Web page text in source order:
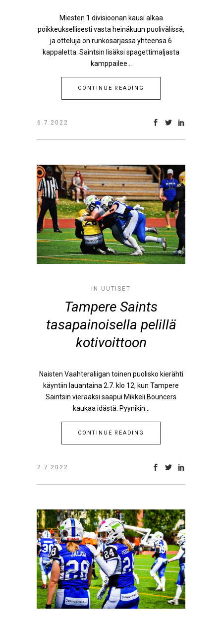
Miesten 1 divisioonan kausi alkaa
poikkeuksellisesti vasta heinäkuun puolivälissä,
ja otteluja on runkosarjassa yhteensä 6
kappaletta. Saintsin lisäksi spagettimaljasta
kamppailee...
CONTINUE READING
6.7.2022
IN UUTISET
Tampere Saints
tasapainoisella pelillä
kotivoittoon
Naisten Vaahteraliigan toinen puolisko kierähti
käyntiin lauantaina 2.7. klo 12, kun Tampere
Saintsin vieraaksi saapui Mikkeli Bouncers
kaukaa idästä. Pyynikin...
CONTINUE READING
2.7.2022